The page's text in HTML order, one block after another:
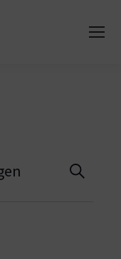
Suche